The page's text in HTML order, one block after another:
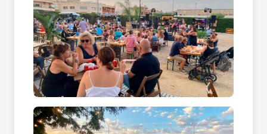
On es concentren els grans concerts i
les activitats familiars principals?
Els escenaris i la fira d'atraccions es munten de
forma fixa al voltant delcarrer 1 d'Octubre,
l'espai idoni on la vila deMont-roig del Camp
acull les orquestres, els campionats esportius i
els espectacles infantils.